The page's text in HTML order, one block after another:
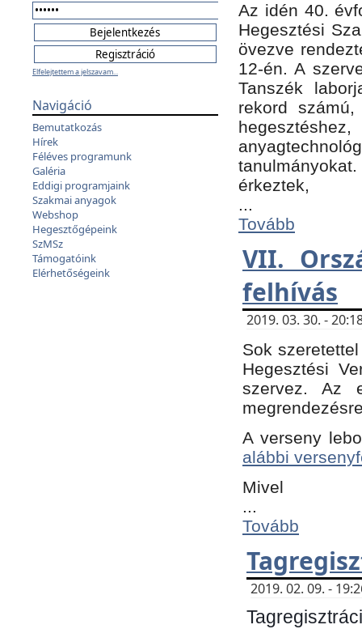
Elfelejtettem a jelszavam...
Navigáció
Bemutatkozás
Hírek
Féléves programunk
Galéria
Eddigi programjaink
Szakmai anyagok
Webshop
Hegesztőgépeink
SzMSz
Támogatóink
Elérhetőségeink
Az idén 40.
Hegesztési
övezve
12-én. A
Tanszék
rekord
érkeztek,
...
Tovább
VII.
felhívás
2019. 03. 30. -
Sok
Hegesztési
szervez. Az
A verseny
alábbi
Mivel
...
Tovább
2019. 02. 09. -